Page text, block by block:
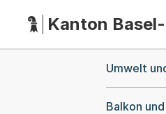
Hauptnavigation
Kanton
Umwelt
Balkon